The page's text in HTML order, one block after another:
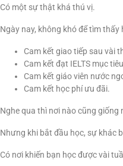
Có một sự thật khá thú vị.
Ngày nay, không khó để tìm
Cam kết giao tiếp sau vài
Cam kết đạt IELTS mục
Cam kết giáo viên nước
Cam kết học phí ưu đãi.
Nghe qua thì nơi nào cũng giống
Nhưng khi bắt đầu học, sự khác
Có nơi khiến bạn học được vài